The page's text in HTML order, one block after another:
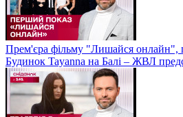
Прем'єра фільму "Лишайся онлайн",
Будинок Tayanna на Балі – ЖВЛ